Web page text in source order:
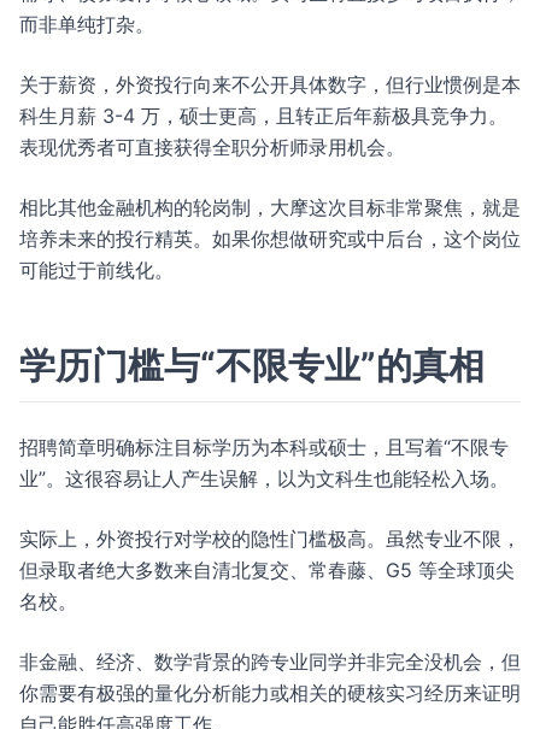
而非单纯打杂。
关于薪资，外资投行向来不公开具体数字，但行业惯例是本
科生月薪 3-4 万，硕士更高，且转正后年薪极具竞争力。
表现优秀者可直接获得全职分析师录用机会。
相比其他金融机构的轮岗制，大摩这次目标非常聚焦，就是
培养未来的投行精英。如果你想做研究或中后台，这个岗位
可能过于前线化。
学历门槛与“不限专业”的真相
招聘简章明确标注目标学历为本科或硕士，且写着“不限专
业”。这很容易让人产生误解，以为文科生也能轻松入场。
实际上，外资投行对学校的隐性门槛极高。虽然专业不限，
但录取者绝大多数来自清北复交、常春藤、G5 等全球顶尖
名校。
非金融、经济、数学背景的跨专业同学并非完全没机会，但
你需要有极强的量化分析能力或相关的硬核实习经历来证明
自己能胜任高强度工作。